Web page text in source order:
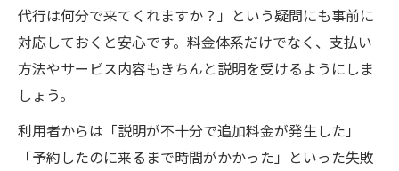
代行は何分で来てくれますか？」という疑問にも事前に
対応しておくと安心です。料金体系だけでなく、支払い
方法やサービス内容もきちんと説明を受けるようにしま
しょう。
利用者からは「説明が不十分で追加料金が発生した」
「予約したのに来るまで時間がかかった」といった失敗